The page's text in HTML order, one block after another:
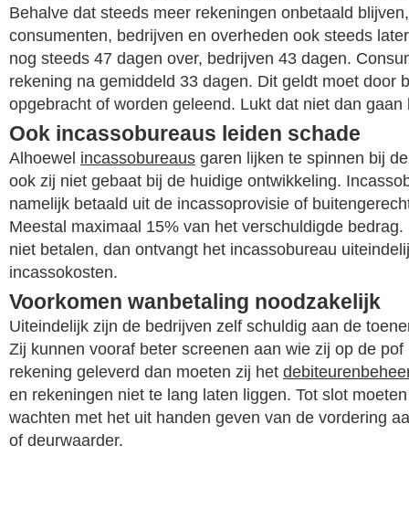
Behalve dat steeds meer rekeningen onbetaald
consumenten, bedrijven en overheden ook steeds
nog steeds 47 dagen over, bedrijven 43 dagen.
rekening na gemiddeld 33 dagen. Dit geldt moet door
opgebracht of worden geleend. Lukt dat niet dan gaan
Ook incassobureaus leiden schade
Alhoewel incassobureaus garen lijken te spinnen bij
ook zij niet gebaat bij de huidige ontwikkeling.
namelijk betaald uit de incassoprovisie of
Meestal maximaal 15% van het verschuldigde
niet betalen, dan ontvangt het incassobureau
incassokosten.
Voorkomen wanbetaling noodzakelijk
Uiteindelijk zijn de bedrijven zelf schuldig aan de
Zij kunnen vooraf beter screenen aan wie zij op de
rekening geleverd dan moeten zij het
en rekeningen niet te lang laten liggen. Tot slot
wachten met het uit handen geven van de vordering
of deurwaarder.